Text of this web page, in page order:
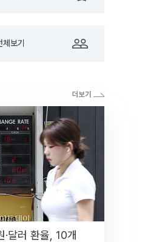
보기
·달러 환율, 10개